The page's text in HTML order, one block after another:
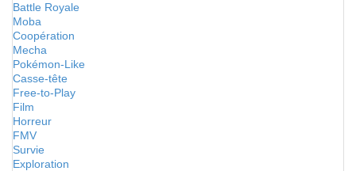
Battle Royale
Moba
Coopération
Mecha
Pokémon-Like
Casse-tête
Free-to-Play
Film
Horreur
FMV
Survie
Exploration